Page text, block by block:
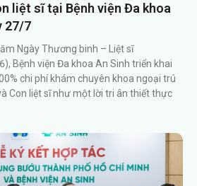
liệt sĩ tại Bệnh viện Đa khoa
27/7
Ngày Thương binh – Liệt sĩ
Bệnh viện Đa khoa An Sinh triển khai
chi phí khám chuyên khoa ngoại trú
Con liệt sĩ như một lời tri ân thiết thực